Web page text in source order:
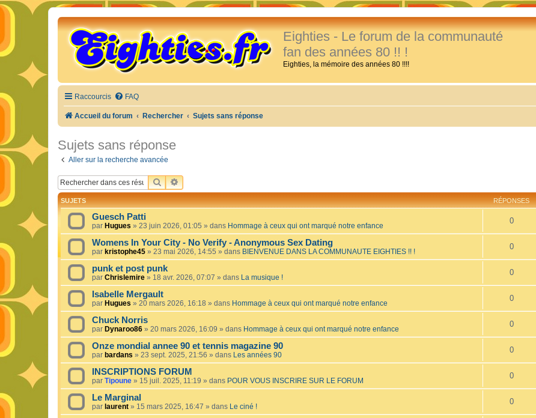
Eighties - Le forum de la communauté
fan des années 80 !! !
Eighties, la mémoire des années 80 !!!!
Raccourcis FAQ
Accueil du forum Rechercher Sujets sans réponse
Sujets sans réponse
Aller sur la recherche avancée
RECHERCHER
RECHERCHE AVANCÉE
SUJETS RÉPONSES
Guesch Patti
par Hugues » 23 juin 2026, 01:05 » dans Hommage à ceux qui ont marqué notre enfance
0
Womens In Your City - No Verify - Anonymous Sex Dating
par kristophe45 » 23 mai 2026, 14:55 » dans BIENVENUE DANS LA COMMUNAUTE EIGHTIES !! !
0
punk et post punk
par Chrislemire » 18 avr. 2026, 07:07 » dans La musique !
0
Isabelle Mergault
par Hugues » 20 mars 2026, 16:18 » dans Hommage à ceux qui ont marqué notre enfance
0
Chuck Norris
par Dynaroo86 » 20 mars 2026, 16:09 » dans Hommage à ceux qui ont marqué notre enfance
0
Onze mondial annee 90 et tennis magazine 90
par bardans » 23 sept. 2025, 21:56 » dans Les années 90
0
INSCRIPTIONS FORUM
par Tipoune » 15 juil. 2025, 11:19 » dans POUR VOUS INSCRIRE SUR LE FORUM
0
Le Marginal
par laurent » 15 mars 2025, 16:47 » dans Le ciné !
0